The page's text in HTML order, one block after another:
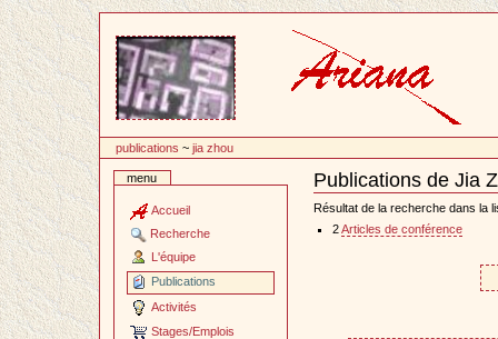
contenu
publications ~jia zhou
menu
Accueil
Recherche
L'équipe
Publications
Activités
Stages/Emplois
Publications de Jia
Document
Actions
Résultat de la recherche dans la
2Articles de conférence